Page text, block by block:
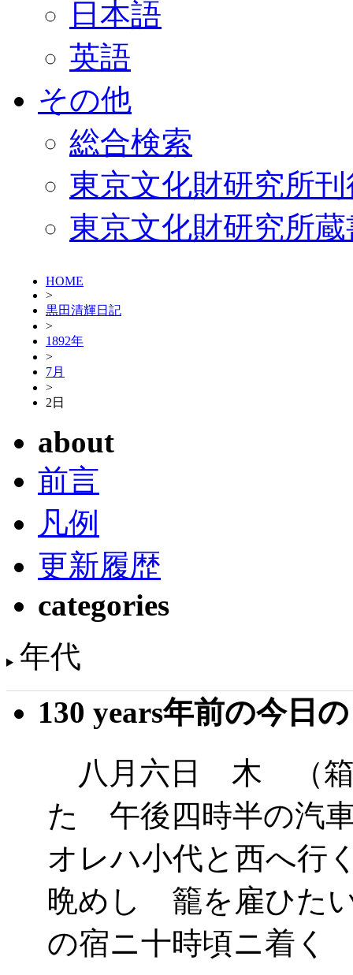
日本語
英語
その他
総合検索
東京文化財研究所
東京文化財研究所
HOME
>
黒田清輝日記
>
1892年
>
7月
>
2日
about
前言
凡例
更新履歴
categories
年代
130 years年前の今日
八月六日 木 （箱
た 午後四時半の汽
オレハ小代と西へ行
晩めし 籠を雇ひた
の宿ニ十時頃ニ着く